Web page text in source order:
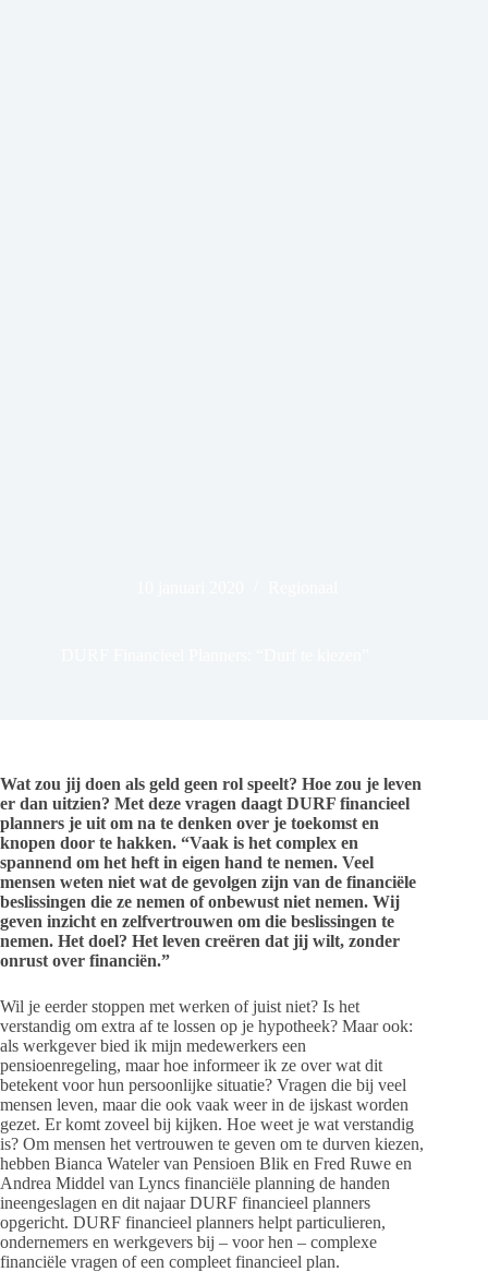
Wat zou jij doen als geld geen rol speelt? Hoe zou je leven
er dan uitzien? Met deze vragen daagt DURF financieel
planners je uit om na te denken over je toekomst en
knopen door te hakken. “Vaak is het complex en
spannend om het heft in eigen hand te nemen. Veel
mensen weten niet wat de gevolgen zijn van de financiële
beslissingen die ze nemen of onbewust niet nemen. Wij
geven inzicht en zelfvertrouwen om die beslissingen te
nemen. Het doel? Het leven creëren dat jij wilt, zonder
onrust over financiën.”
Wil je eerder stoppen met werken of juist niet? Is het
verstandig om extra af te lossen op je hypotheek? Maar ook:
als werkgever bied ik mijn medewerkers een
pensioenregeling, maar hoe informeer ik ze over wat dit
betekent voor hun persoonlijke situatie? Vragen die bij veel
mensen leven, maar die ook vaak weer in de ijskast worden
gezet. Er komt zoveel bij kijken. Hoe weet je wat verstandig
is? Om mensen het vertrouwen te geven om te durven kiezen,
hebben Bianca Wateler van Pensioen Blik en Fred Ruwe en
Andrea Middel van Lyncs financiële planning de handen
ineengeslagen en dit najaar DURF financieel planners
opgericht. DURF financieel planners helpt particulieren,
ondernemers en werkgevers bij – voor hen – complexe
financiële vragen of een compleet financieel plan.